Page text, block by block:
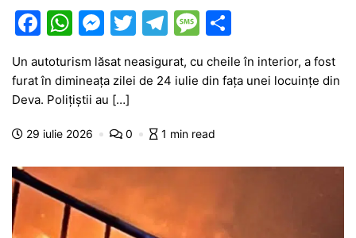
F
c
e
b
o
k
W
h
at
s
A
p
M
s
s
e
g
er
T
w
itt
T
e
a
M
s
a
e
ar
ta
ă
Un autoturism lăsat neasigurat, cu cheile în interior, a fost
furat în dimineața zilei de 24 iulie din fața unei locuințe din
Deva. Polițiștii au […]
29 iulie 2026 0 1 min read